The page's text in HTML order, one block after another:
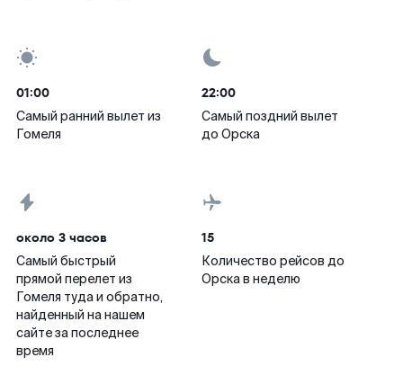
01:00
Самый ранний вылет из
Гомеля
22:00
Самый поздний вылет
до Орска
около 3 часов
Самый быстрый
прямой перелет из
Гомеля туда и обратно,
найденный на нашем
сайте за последнее
время
15
Количество рейсов до
Орска в неделю